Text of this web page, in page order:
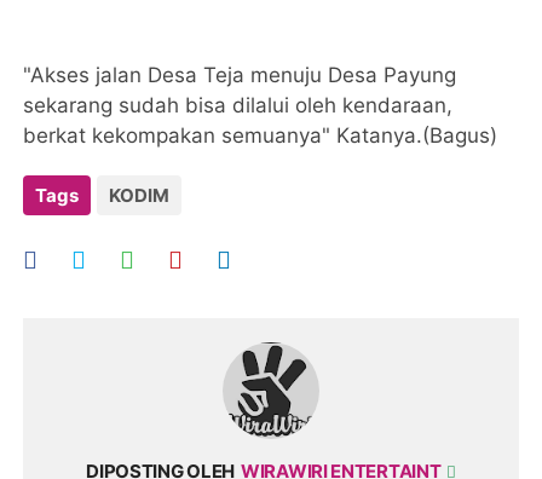
"Akses jalan Desa Teja menuju Desa Payung
sekarang sudah bisa dilalui oleh kendaraan,
berkat kekompakan semuanya" Katanya.(Bagus)
Tags KODIM
DIPOSTING OLEH WIRAWIRI ENTERTAINT